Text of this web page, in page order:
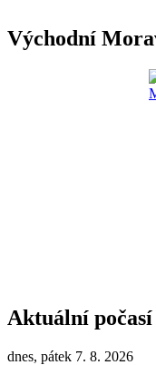
Východní
Aktuální počasí
dnes, pátek 7. 8. 2026